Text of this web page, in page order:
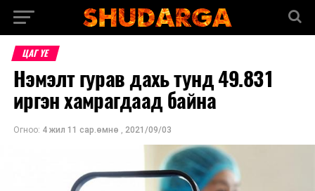
ЦАГ ҮЕ
Нэмэлт гурав дахь тунд 49.831
иргэн хамрагдаад байна
Огноо: 4 жил 11 сар.өмнө , 2021/09/03